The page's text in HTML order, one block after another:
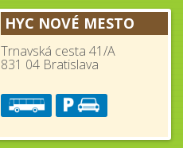
HYC NOVÉ MESTO
Trnavská cesta 41/A
831 04 Bratislava